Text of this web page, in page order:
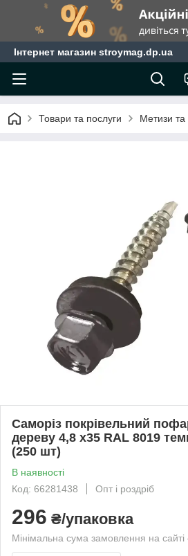
Інтернет магазин stroymag.dp.ua
Товари та послуги Метизи та
Саморіз покрівельний
дереву 4,8 х35 RAL 8019
(250 шт)
В наявності
Код: 66281438
Опт і роздріб
296 ₴/упаковка
Мінімальна сума замовлення на